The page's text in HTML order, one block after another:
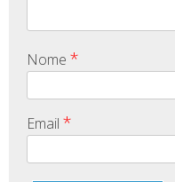
Nome *
Email *